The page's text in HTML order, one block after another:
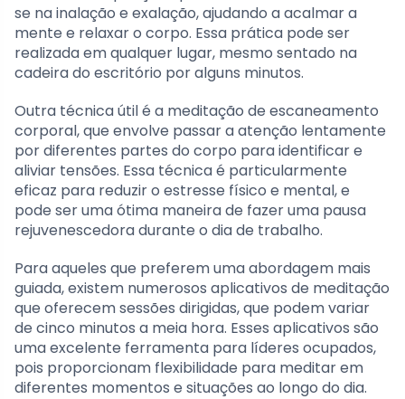
se na inalação e exalação, ajudando a acalmar a
mente e relaxar o corpo. Essa prática pode ser
realizada em qualquer lugar, mesmo sentado na
cadeira do escritório por alguns minutos.
Outra técnica útil é a meditação de escaneamento
corporal, que envolve passar a atenção lentamente
por diferentes partes do corpo para identificar e
aliviar tensões. Essa técnica é particularmente
eficaz para reduzir o estresse físico e mental, e
pode ser uma ótima maneira de fazer uma pausa
rejuvenescedora durante o dia de trabalho.
Para aqueles que preferem uma abordagem mais
guiada, existem numerosos aplicativos de meditação
que oferecem sessões dirigidas, que podem variar
de cinco minutos a meia hora. Esses aplicativos são
uma excelente ferramenta para líderes ocupados,
pois proporcionam flexibilidade para meditar em
diferentes momentos e situações ao longo do dia.